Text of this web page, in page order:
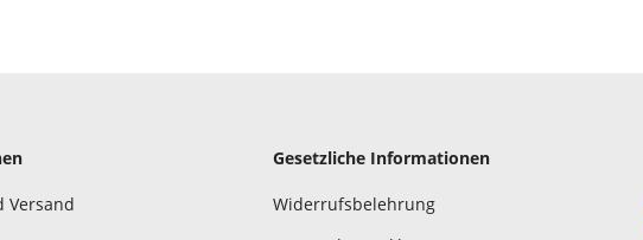
Versand
Gesetzliche Informationen
Widerrufsbelehrung